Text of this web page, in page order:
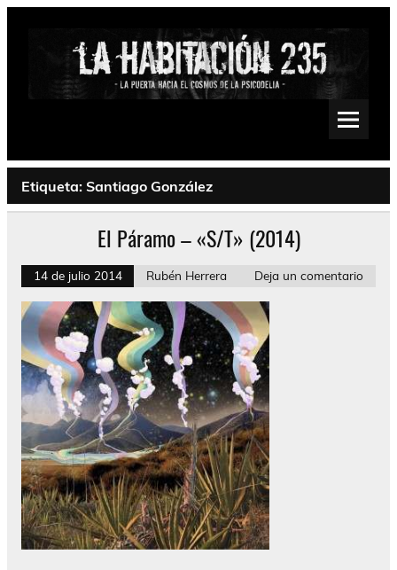
Saltar
Psychedelic, Stoner, Doom, Sludge, Fuzz, Space, Drone
Etiqueta: Santiago González
El Páramo – «S/T» (2014)
14 de julio 2014 Rubén Herrera Deja un comentario